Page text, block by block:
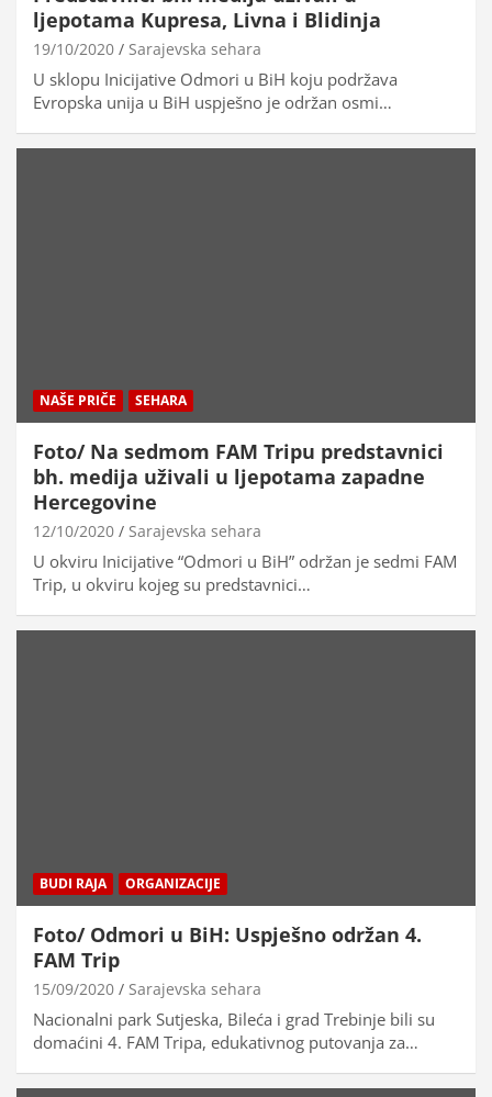
ljepotama Kupresa, Livna i Blidinja
19/10/2020 Sarajevska sehara
U sklopu Inicijative Odmori u BiH koju podržava
Evropska unija u BiH uspješno je održan osmi…
NAŠE PRIČE SEHARA
Foto/ Na sedmom FAM Tripu predstavnici
bh. medija uživali u ljepotama zapadne
Hercegovine
12/10/2020 Sarajevska sehara
U okviru Inicijative “Odmori u BiH” održan je sedmi FAM
Trip, u okviru kojeg su predstavnici…
BUDI RAJA ORGANIZACIJE
Foto/ Odmori u BiH: Uspješno održan 4.
FAM Trip
15/09/2020 Sarajevska sehara
Nacionalni park Sutjeska, Bileća i grad Trebinje bili su
domaćini 4. FAM Tripa, edukativnog putovanja za…